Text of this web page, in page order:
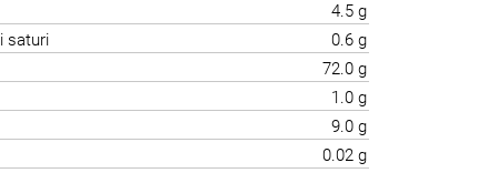
4.5 g
saturi
0.6 g
72.0 g
1.0 g
9.0 g
0.02 g